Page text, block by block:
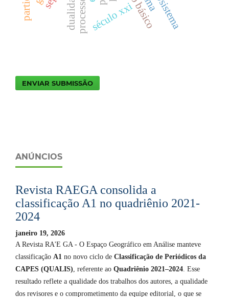
dualidade século xxi
ENVIAR SUBMISSÃO
ANÚNCIOS
Revista RAEGA consolida a
classificação A1 no quadriênio 2021-
2024
janeiro 19, 2026
A Revista RA'E GA - O Espaço Geográfico em Análise manteve
classificação A1 no novo ciclo de Classificação de Periódicos da
CAPES (QUALIS) , referente ao Quadriênio 2021–2024 . Esse
resultado reflete a qualidade dos trabalhos dos autores, a qualidade
dos revisores e o comprometimento da equipe editorial, o que se